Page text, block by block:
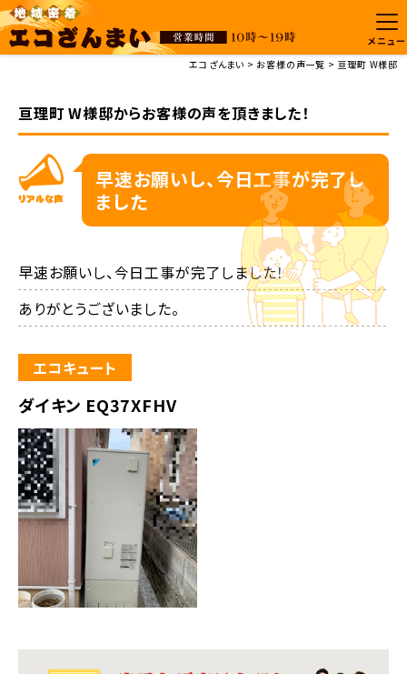
メニュー
エコざんまい
お客様の声一覧 亘理町 W様邸
亘理町 W様邸からお客様の声を頂きました！
早速お願いし、今日工事が完了し
ました
早速お願いし、今日工事が完了しました！
ありがとうございました。
エコキュート
ダイキン EQ37XFHV